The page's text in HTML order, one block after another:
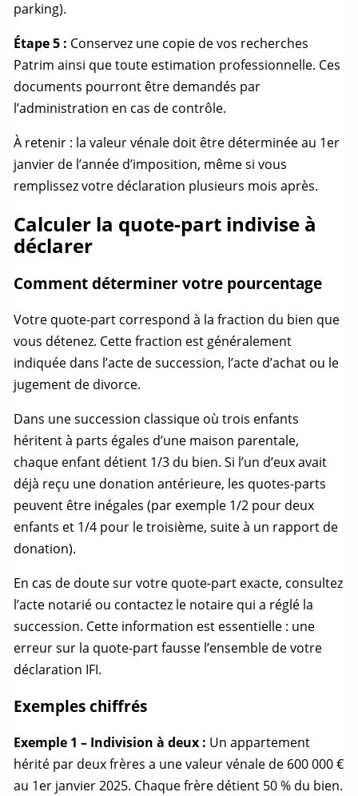
parking).
Étape 5 : Conservez une copie de vos recherches
Patrim ainsi que toute estimation professionnelle. Ces
documents pourront être demandés par
l’administration en cas de contrôle.
À retenir : la valeur vénaledoit être déterminée au 1er
janvier de l’année d’imposition, même si vous
remplissez votre déclaration plusieurs mois après.
Calculer la quote-part indivise à
déclarer
Comment déterminer votre pourcentage
Votre quote-partcorrespond à la fraction du bien que
vous détenez. Cette fraction est généralement
indiquée dans l’acte de succession, l’acte d’achat ou le
jugement de divorce.
Dans une succession classique où trois enfants
héritent à parts égales d’une maison parentale,
chaque enfant détient 1/3 du bien. Si l’un d’eux avait
déjà reçu une donation antérieure, les quotes-parts
peuvent être inégales (par exemple 1/2 pour deux
enfants et 1/4 pour le troisième, suite à un rapport de
donation).
En cas de doute sur votre quote-partexacte, consultez
l’acte notarié ou contactez le notaire qui a réglé la
succession. Cette information est essentielle : une
erreur sur la quote-partfausse l’ensemble de votre
déclaration IFI.
Exemples chiffrés
Exemple 1 – Indivision à deux : Un appartement
hérité par deux frères a unevaleur vénalede 600 000 €
au 1er janvier 2025. Chaque frère détient 50 % du bien.